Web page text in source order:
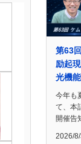
第63
励起
光機
今年も
て、本
開催告
2026/